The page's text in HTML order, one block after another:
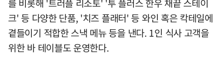
를 비롯해 '트러플 리소토' '투 플러스 한우 채끝 스테이
크' 등 다양한 단품, '치즈 플래터' 등 와인 혹은 칵테일에
곁들이기 적합한 스낵 메뉴 등을 낸다. 1인 식사 고객을
위한 바 테이블도 운영한다.